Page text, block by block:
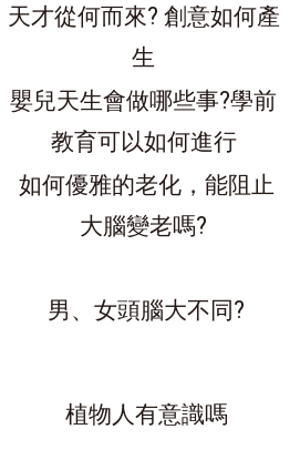
天才從何而來? 創意如何產
生
嬰兒天生會做哪些事?學前
教育可以如何進行
如何優雅的老化，能阻止
大腦變老嗎?
男、女頭腦大不同?
植物人有意識嗎